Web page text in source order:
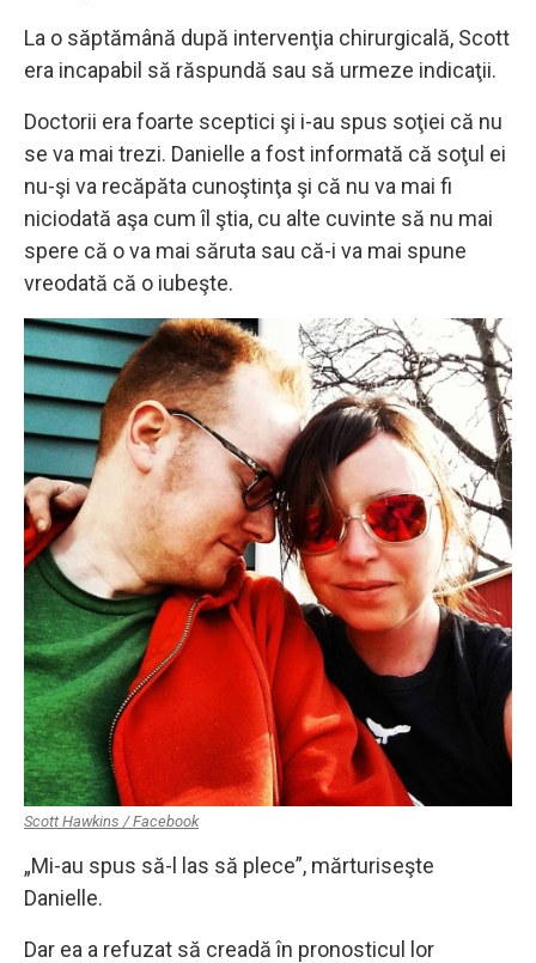
La o săptămână după intervenţia chirurgicală, Scott
era incapabil să răspundă sau să urmeze indicaţii.
Doctorii era foarte sceptici şi i-au spus soţiei că nu
se va mai trezi. Danielle a fost informată că soţul ei
nu-şi va recăpăta cunoştinţa şi că nu va mai fi
niciodată aşa cum îl ştia, cu alte cuvinte să nu mai
spere că o va mai săruta sau că-i va mai spune
vreodată că o iubeşte.
Scott Hawkins / Facebook
„Mi-au spus să-l las să plece”, mărturiseşte
Danielle.
Dar ea a refuzat să creadă în pronosticul lor